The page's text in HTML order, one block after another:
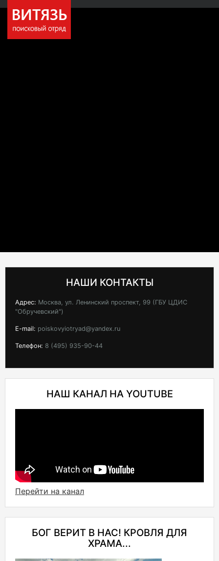
НАШИ КОНТАКТЫ
Адрес: Москва, ул. Ленинский проспект, 99 (ГБУ ЦДИС
"Обручевский")
E-mail: poiskovyiotryad@yandex.ru
Телефон: 8 (495) 935-90-44
НАШ КАНАЛ НА YOUTUBE
Перейти на канал
БОГ ВЕРИТ В НАС! КРОВЛЯ ДЛЯ
ХРАМА...